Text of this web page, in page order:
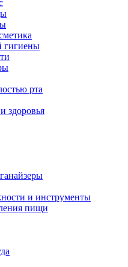
гигиены
рта
здоровья
и инструменты
пищи